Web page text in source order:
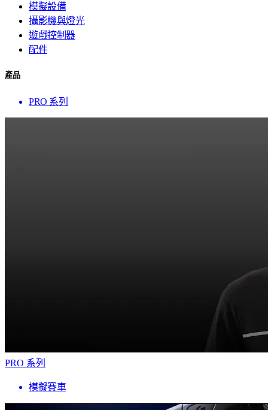
模擬設備
攝影機與燈光
遊戲控制器
配件
產品
PRO 系列
PRO 系列
模擬賽車